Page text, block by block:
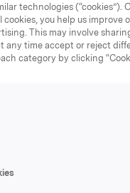
11:47 |
i
Ove Rivenes, som blir
fra
technologies (“cookies”).
you help us improve
This may involve
any time accept or reject
category by clicking